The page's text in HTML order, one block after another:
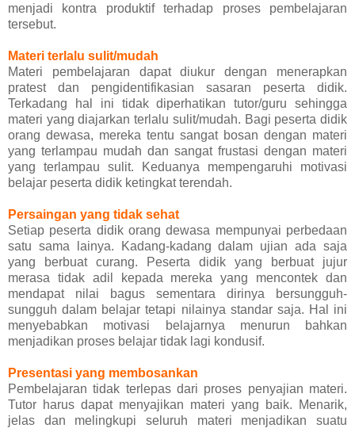
menjadi kontra produktif terhadap proses pembelajaran
tersebut.
Materi terlalu sulit/mudah
Materi pembelajaran dapat diukur dengan menerapkan
pratest dan pengidentifikasian sasaran peserta didik.
Terkadang hal ini tidak diperhatikan tutor/guru sehingga
materi yang diajarkan terlalu sulit/mudah. Bagi peserta didik
orang dewasa, mereka tentu sangat bosan dengan materi
yang terlampau mudah dan sangat frustasi dengan materi
yang terlampau sulit. Keduanya mempengaruhi motivasi
belajar peserta didik ketingkat terendah.
Persaingan yang tidak sehat
Setiap peserta didik orang dewasa mempunyai perbedaan
satu sama lainya. Kadang-kadang dalam ujian ada saja
yang berbuat curang. Peserta didik yang berbuat jujur
merasa tidak adil kepada mereka yang mencontek dan
mendapat nilai bagus sementara dirinya bersungguh-
sungguh dalam belajar tetapi nilainya standar saja. Hal ini
menyebabkan motivasi belajarnya menurun bahkan
menjadikan proses belajar tidak lagi kondusif.
Presentasi yang membosankan
Pembelajaran tidak terlepas dari proses penyajian materi.
Tutor harus dapat menyajikan materi yang baik. Menarik,
jelas dan melingkupi seluruh materi menjadikan suatu